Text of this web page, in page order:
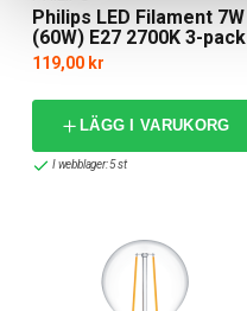
Philips LED Filament 7W
(60W) E27 2700K 3-pack
119,00 kr
LÄGG I VARUKORG
I webblager: 5 st